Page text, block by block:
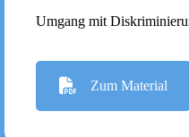
Umgang mit
Zum Material